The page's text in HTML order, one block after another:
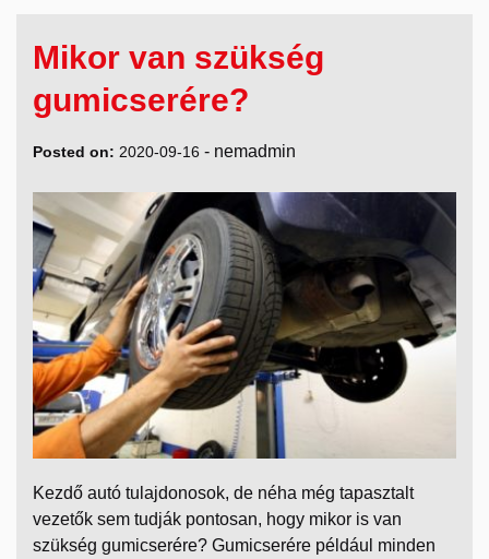
Mikor van szükség
gumicserére?
Posted on: 2020-09-16 - nemadmin
Kezdő autó tulajdonosok, de néha még tapasztalt
vezetők sem tudják pontosan, hogy mikor is van
szükség gumicserére? Gumicserére például minden